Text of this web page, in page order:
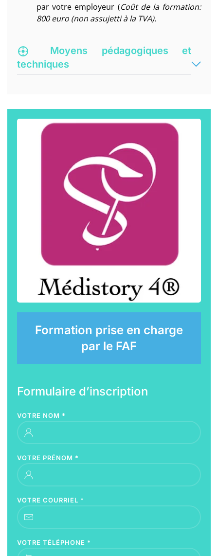
par votre employeur (Coût de la formation:
800 euro (non assujetti à la TVA).
Moyens pédagogiques et
techniques
Formation prise en charge
par le FAF
Formulaire d’inscription
VOTRE NOM *
VOTRE PRÉNOM *
VOTRE COURRIEL *
VOTRE TÉLÉPHONE *